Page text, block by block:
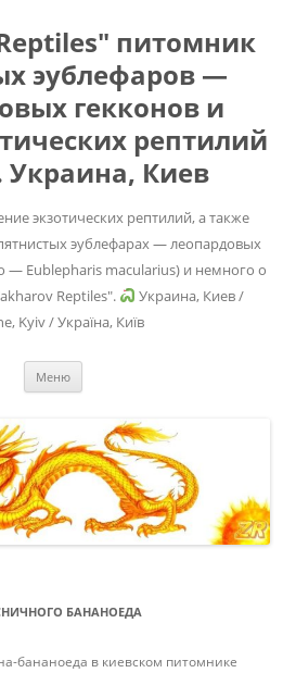
питомник
эублефаров —
гекконов и
рептилий
Украина, Киев
экзотических рептилий, а также
эублефарах — леопардовых
— Eublepharis macularius) и немного о
Reptiles".
Украина, Киев /
Kyiv / Україна, Київ
Меню
БАНАНОЕДА
бананоеда в киевском питомнике